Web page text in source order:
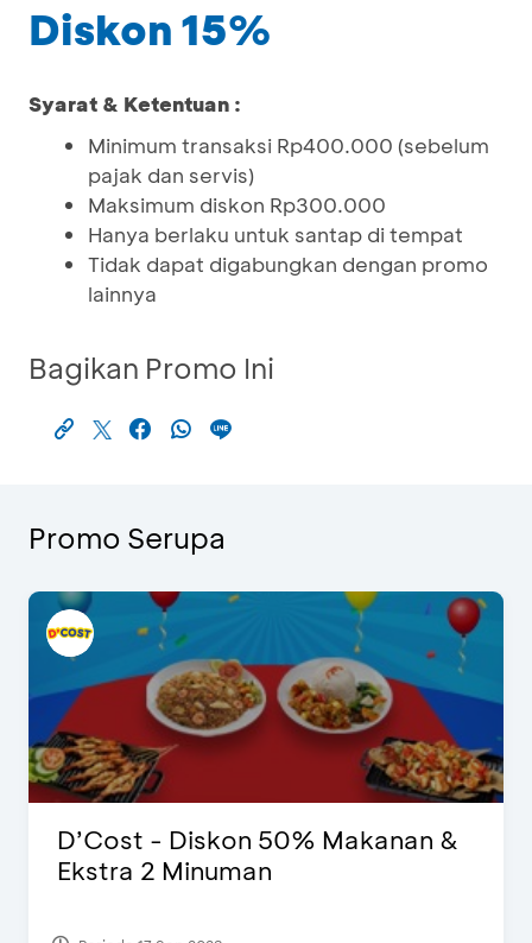
Diskon 15%
Syarat & Ketentuan :
Minimum transaksi Rp400.000 (sebelum
pajak dan servis)
Maksimum diskon Rp300.000
Hanya berlaku untuk santap di tempat
Tidak dapat digabungkan dengan promo
lainnya
Bagikan Promo Ini
Promo Serupa
D’Cost - Diskon 50% Makanan &
Ekstra 2 Minuman